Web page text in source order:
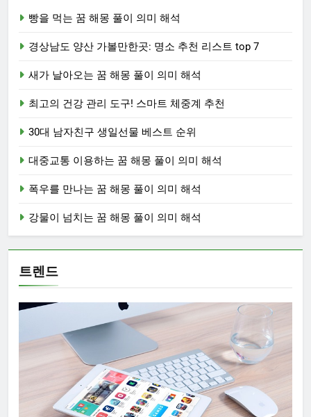
빵을 먹는 꿈 해몽 풀이 의미 해석
경상남도 양산 가볼만한곳: 명소 추천 리스트 top 7
새가 날아오는 꿈 해몽 풀이 의미 해석
최고의 건강 관리 도구! 스마트 체중계 추천
30대 남자친구 생일선물 베스트 순위
대중교통 이용하는 꿈 해몽 풀이 의미 해석
폭우를 만나는 꿈 해몽 풀이 의미 해석
강물이 넘치는 꿈 해몽 풀이 의미 해석
트렌드